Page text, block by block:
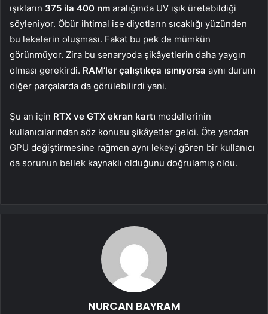
ışıkların 375 ila 400 nm aralığında UV ışık üretebildiği
söyleniyor. Öbür ihtimal ise diyotların sıcaklığı yüzünden
bu lekelerin oluşması. Fakat bu pek de mümkün
görünmüyor. Zira bu senaryoda şikâyetlerin daha yaygın
olması gerekirdi. RAM’ler çalıştıkça ısınıyorsa aynı durum
diğer parçalarda da görülebilirdi yani.
Şu an için RTX ve GTX ekran kartı modellerinin
kullanıcılarından söz konusu şikâyetler geldi. Öte yandan
GPU değiştirmesine rağmen aynı lekeyi gören bir kullanıcı
da sorunun bellek kaynaklı olduğunu doğrulamış oldu.
NURCAN BAYRAM